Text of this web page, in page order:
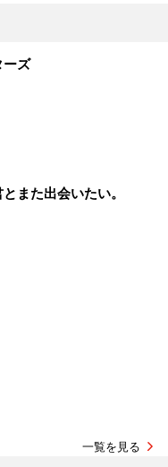
ーズ
また出会いたい。
一覧を見る